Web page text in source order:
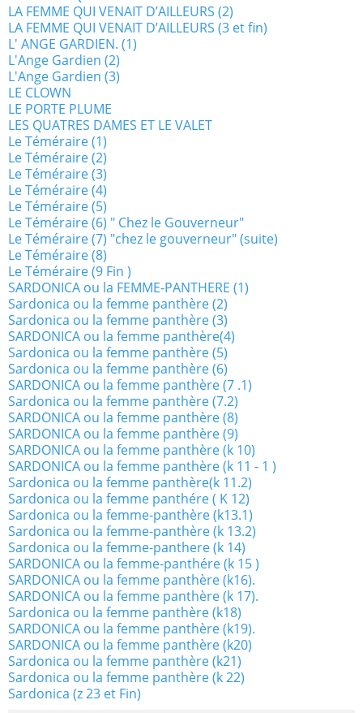
LA FEMME QUI VENAIT D’AILLEURS (2)
LA FEMME QUI VENAIT D’AILLEURS (3 et fin)
L' ANGE GARDIEN. (1)
L'Ange Gardien (2)
L'Ange Gardien (3)
LE CLOWN
LE PORTE PLUME
LES QUATRES DAMES ET LE VALET
Le Téméraire (1)
Le Téméraire (2)
Le Téméraire (3)
Le Téméraire (4)
Le Téméraire (5)
Le Téméraire (6) " Chez le Gouverneur"
Le Téméraire (7) "chez le gouverneur" (suite)
Le Téméraire (8)
Le Téméraire (9 Fin )
SARDONICA ou la FEMME-PANTHERE (1)
Sardonica ou la femme panthère (2)
Sardonica ou la femme panthère (3)
SARDONICA ou la femme panthère(4)
Sardonica ou la femme panthère (5)
Sardonica ou la femme panthère (6)
SARDONICA ou la femme panthère (7 .1)
Sardonica ou la femme panthère (7.2)
SARDONICA ou la femme panthère (8)
SARDONICA ou la femme panthère (9)
SARDONICA ou la femme panthère (k 10)
SARDONICA ou la femme panthère (k 11 - 1 )
Sardonica ou la femme panthère(k 11.2)
Sardonica ou la femme panthére ( K 12)
Sardonica ou la femme-panthère (k13.1)
Sardonica ou la femme-panthère (k 13.2)
Sardonica ou la femme-panthere (k 14)
SARDONICA ou la femme-panthére (k 15 )
SARDONICA ou la femme panthère (k16).
SARDONICA ou la femme panthère (k 17).
Sardonica ou la femme panthère (k18)
SARDONICA ou la femme panthère (k19).
SARDONICA ou la femme panthère (k20)
Sardonica ou la femme panthère (k21)
Sardonica ou la femme panthère (k 22)
Sardonica (z 23 et Fin)